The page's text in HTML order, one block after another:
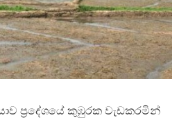
ප්‍රදේශයේ කුඹුරක වැඩකරමින්